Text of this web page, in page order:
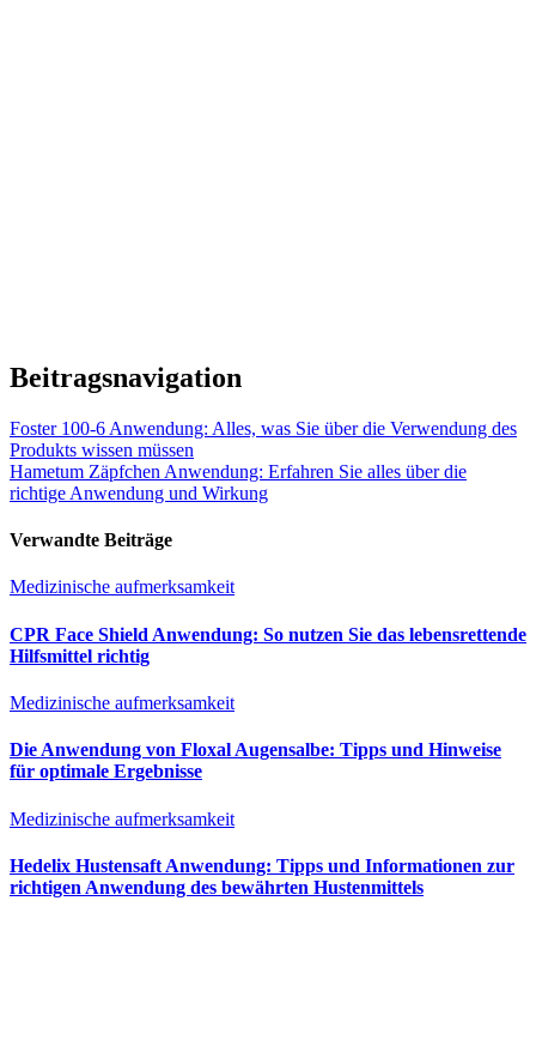
Beitragsnavigation
Foster 100-6 Anwendung: Alles, was Sie über die Verwendung des
Produkts wissen müssen
Hametum Zäpfchen Anwendung: Erfahren Sie alles über die
richtige Anwendung und Wirkung
Verwandte Beiträge
Medizinische aufmerksamkeit
CPR Face Shield Anwendung: So nutzen Sie das lebensrettende
Hilfsmittel richtig
Medizinische aufmerksamkeit
Die Anwendung von Floxal Augensalbe: Tipps und Hinweise
für optimale Ergebnisse
Medizinische aufmerksamkeit
Hedelix Hustensaft Anwendung: Tipps und Informationen zur
richtigen Anwendung des bewährten Hustenmittels